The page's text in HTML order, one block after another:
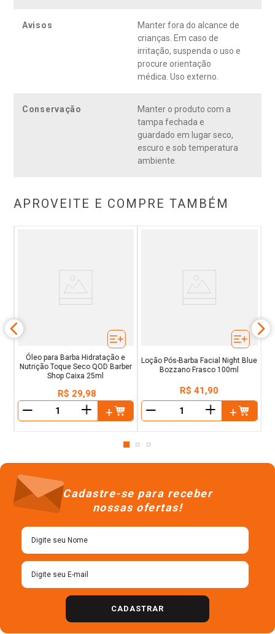
Avisos
Manter fora do alcance de
crianças. Em caso de
irritação, suspenda o uso e
procure orientação
médica. Uso externo.
Conservação
Manter o produto com a
tampa fechada e
guardado em lugar seco,
escuro e sob temperatura
ambiente.
APROVEITE E COMPRE TAMBÉM
Óleo para Barba Hidratação e
Nutrição Toque Seco QOD Barber
Shop Caixa 25ml
R$ 29,98
＋
Loção Pós-Barba Facial Night Blue
Bozzano Frasco 100ml
R$ 41,90
＋
Cadastre-se para receber
nossas ofertas!
CADASTRAR